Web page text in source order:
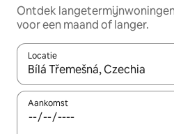
Ontdek
voor een maand of langer.
Locatie
Wanneer er resultaten
Aankomst